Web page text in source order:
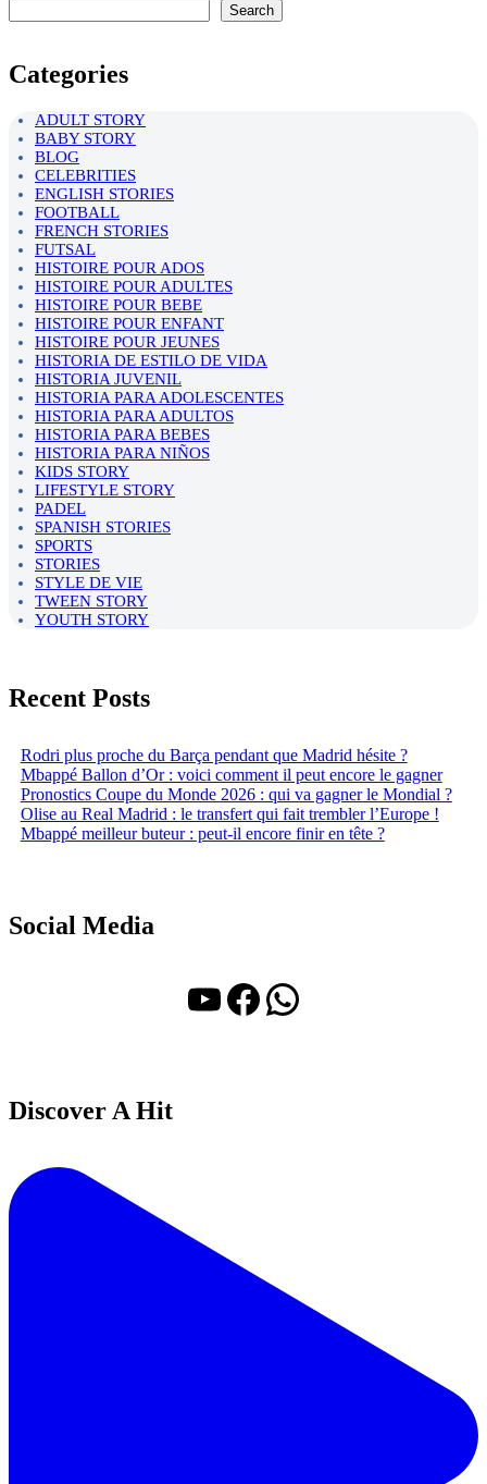
Search
Categories
ADULT STORY
BABY STORY
BLOG
CELEBRITIES
ENGLISH STORIES
FOOTBALL
FRENCH STORIES
FUTSAL
HISTOIRE POUR ADOS
HISTOIRE POUR ADULTES
HISTOIRE POUR BEBE
HISTOIRE POUR ENFANT
HISTOIRE POUR JEUNES
HISTORIA DE ESTILO DE VIDA
HISTORIA JUVENIL
HISTORIA PARA ADOLESCENTES
HISTORIA PARA ADULTOS
HISTORIA PARA BEBES
HISTORIA PARA NIÑOS
KIDS STORY
LIFESTYLE STORY
PADEL
SPANISH STORIES
SPORTS
STORIES
STYLE DE VIE
TWEEN STORY
YOUTH STORY
Recent Posts
Rodri plus proche du Barça pendant que Madrid hésite ?
Mbappé Ballon d’Or : voici comment il peut encore le gagner
Pronostics Coupe du Monde 2026 : qui va gagner le Mondial ?
Olise au Real Madrid : le transfert qui fait trembler l’Europe !
Mbappé meilleur buteur : peut-il encore finir en tête ?
Social Media
YouTube
Facebook
WhatsApp
Discover A Hit